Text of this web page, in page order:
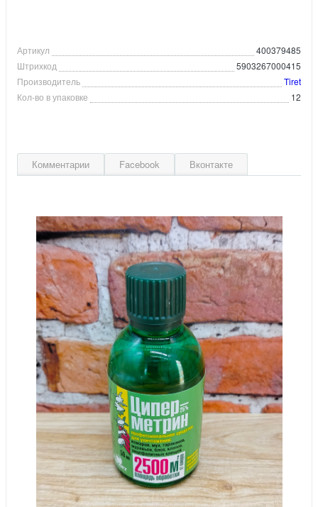
Артикул
400379485
Штрихкод
5903267000415
Производитель
Tiret
Кол-во в упаковке
12
Комментарии Facebook Вконтакте